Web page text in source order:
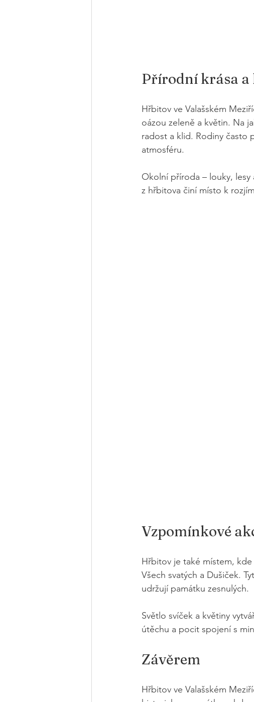
Přírodní krása a
Hřbitov ve Valašském
oázou zeleně a květin. Na
radost a klid. Rodiny často
atmosféru.
Okolní příroda – louky,
z hřbitova činí místo k
Vzpomínkové
Hřbitov je také místem,
Všech svatých a Dušiček.
udržují památku zesnulých.
Světlo svíček a květiny
útěchu a pocit spojení s
Závěrem
Hřbitov ve Valašském